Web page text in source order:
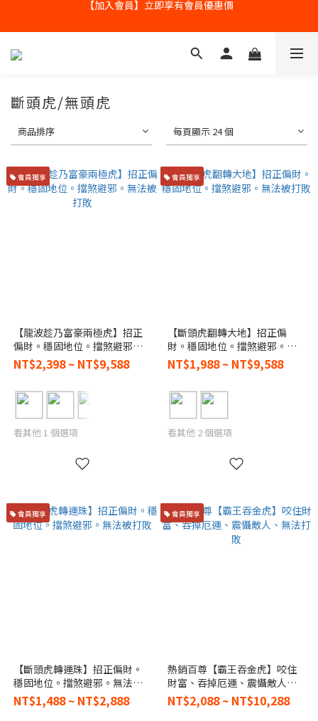
全球寄送【免運優惠】台灣請供滿2000NT免運寄送
斷頭虎/無頭虎
商品排序 每頁顯示 24 個
會員獨享
【龍波趁乃富豪兩極虎】招正
偏財。穩固地位。擋煞避邪。
無法被打敗
NT$2,398 ~ NT$9,588
看其他 1 個選項
會員獨享
【斷頭虎翻轉大地】招正偏
財。穩固地位。擋煞避邪。無
法被打敗
NT$1,988 ~ NT$9,588
看其他 2 個選項
會員獨享
【斷頭虎轉運珠】招正偏財。
穩固地位。擋煞避邪。無法被
打敗
NT$1,488 ~ NT$2,888
會員獨享
熱銷百尊【霸王吞金虎】咬住
財富、吞掉厄運、震懾敵人、
無法打敗
NT$2,088 ~ NT$10,288